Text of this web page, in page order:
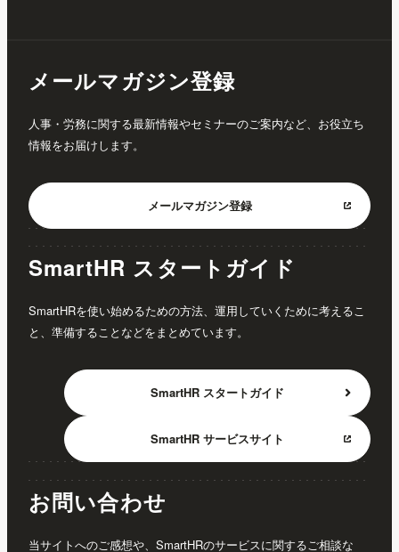
メールマガジン登録
人事・労務に関する最新情報やセミナーのご案内など、お役立ち
情報をお届けします。
メールマガジン登録
SmartHR スタートガイド
SmartHRを使い始めるための方法、運用していくために考えるこ
と、準備することなどをまとめています。
SmartHR スタートガイド
SmartHR サービスサイト
お問い合わせ
当サイトへのご感想や、SmartHRのサービスに関するご相談な